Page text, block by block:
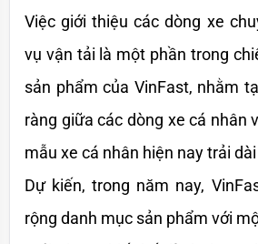
Việc giới thiệu các dòng xe
vụ vận tải là một phần trong
sản phẩm của VinFast, nhằm
ràng giữa các dòng xe cá nhân
mẫu xe cá nhân hiện nay trải
Dự kiến, trong năm nay,
rộng danh mục sản phẩm với